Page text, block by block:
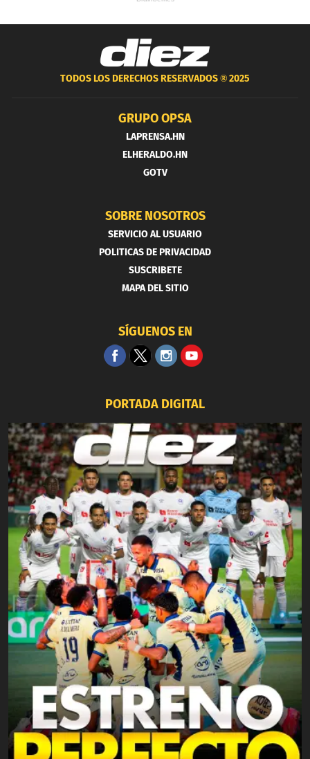
TODOS LOS DERECHOS RESERVADOS ®2025
GRUPO OPSA
LAPRENSA.HN
ELHERALDO.HN
GOTV
SOBRE NOSOTROS
SERVICIO AL USUARIO
POLITICAS DE PRIVACIDAD
SUSCRIBETE
MAPA DEL SITIO
SÍGUENOS EN
PORTADA DIGITAL